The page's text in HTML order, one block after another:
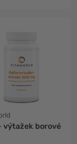
výtažek borové